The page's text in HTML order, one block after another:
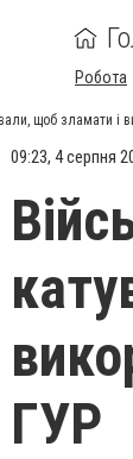
Робота
щоб зламати і
09:23, 4 серпня
ГУР